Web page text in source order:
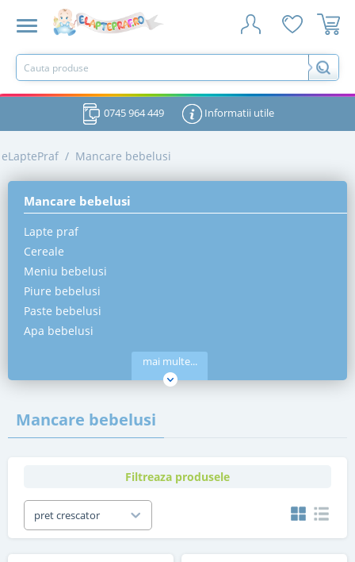
0745 964 449 Informatii utile
eLaptePraf / Mancare bebelusi
Mancare bebelusi
Lapte praf
Cereale
Meniu bebelusi
Piure bebelusi
Paste bebelusi
Apa bebelusi
mai multe...
Mancare bebelusi
Filtreaza produsele
pret crescator